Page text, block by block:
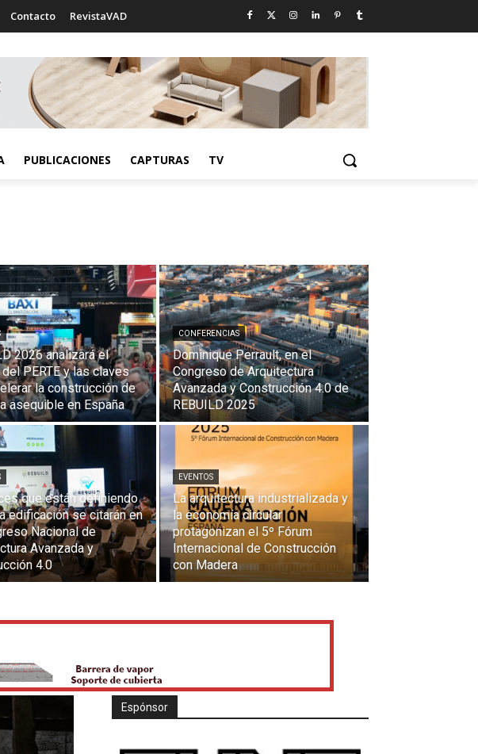
Contacto RevistaVAD
PUBLICACIONES CAPTURAS TV
2026 analizará el
PERTE y las claves
la construcción de
asequible en España
CONFERENCIAS
Dominique Perrault, en el
Congreso de Arquitectura
Avanzada y Construcción 4.0 de
REBUILD 2025
que están definiendo
edificación se citarán en
Nacional de
Avanzada y
4.0
EVENTOS
La arquitectura industrializada y
la economía circular
protagonizan el 5º Fórum
Internacional de Construcción
con Madera
Espónsor